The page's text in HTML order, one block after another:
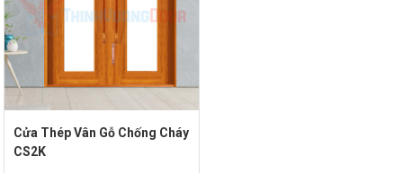
Cửa Thép Vân Gỗ Chống Cháy
CS2K